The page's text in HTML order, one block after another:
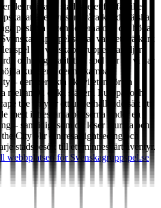
det roligaste stadsspelet för familjer,
äventyr som våra kunder älskar,
positiva recensionerna och det höga
har varit ett välkänt
spel för vänskapsgrupper, familjer
och högkvalitativa spel gör att vi har
kunder. I denna kampanj
– den perfekta aktiviteten för en
mellan 92 olika städer i Europa, och
the City är ett underhållande sätt att
mest intressanta platserna under en
– samtidigt som du löser kluriga och
City blir din resa sightseeing och
stadsbesök till ett minnesvärt äventyr.
webbplatsen för Svenskagruppspel.se